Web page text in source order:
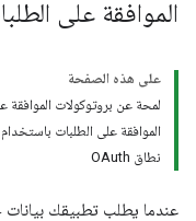
الموافقة على
على هذه الصفحة
لمحة عن بروتوكولات الموافقة
الموافقة على الطلبات باستخدام OAuth 2.0
نطاق OAuth
عندما يطلب تطبيقك